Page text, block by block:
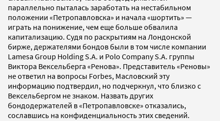
параллельно пыталась заработать на нестабильном
положении «Петропавловска» и начала «шортить» —
играть на понижение, чем еще больше обвалила
капитализацию. Судя по раскрытиям на Лондонской
бирже, держателями бондов были в том числе компании
Lamesa Group Holding S.A. и Polo Company S.A. группы
Виктора Вексельберга «Ренова». Представитель «Реновы»
не ответил на вопросы Forbes, Масловский эту
информацию подтвердил, но подчеркнул, что близко с
Вексельбергом не знаком. Назвать других
бондодержателей в «Петропавловске» отказались,
сославшись на конфиденциальность этих сведений.